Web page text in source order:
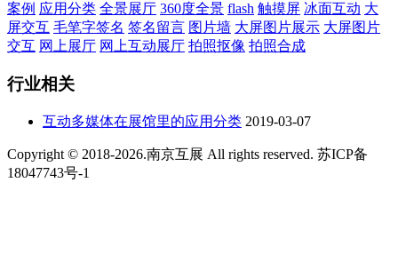
案例 应用分类 全景展厅 360度全景 flash 触摸屏 冰面互动 大
屏交互 毛笔字签名 签名留言 图片墙 大屏图片展示 大屏图片
交互 网上展厅 网上互动展厅 拍照抠像 拍照合成
行业相关
互动多媒体在展馆里的应用分类 2019-03-07
Copyright © 2018-2026.南京互展 All rights reserved. 苏ICP备
18047743号-1